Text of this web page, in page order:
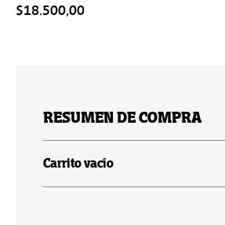
$18.500,00
RESUMEN DE COMPRA
Carrito vacío